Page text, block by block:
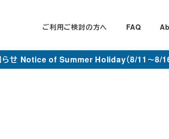
ご利用ご検討の方へ FAQ
せ Notice of Summer Holiday（8/11～8/16